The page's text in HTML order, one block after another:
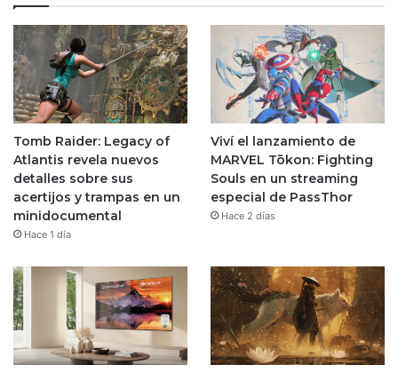
Tomb Raider: Legacy of
Atlantis revela nuevos
detalles sobre sus
acertijos y trampas en un
minidocumental
Hace 1 día
Viví el lanzamiento de
MARVEL Tōkon: Fighting
Souls en un streaming
especial de PassThor
Hace 2 días